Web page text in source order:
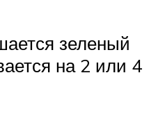
зеленый
на 2 или 4